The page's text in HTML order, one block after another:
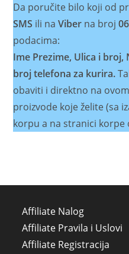
Da poručite bilo koji od
SMS ili naViber na broj
podacima:
Ime Prezime, Ulica i
broj telefona za kurira.
obaviti i direktno na
proizvode koje želite (sa
korpu a na stranici korpe
Affiliate Nalog
Affiliate Pravila i Uslovi
Affiliate Registracija